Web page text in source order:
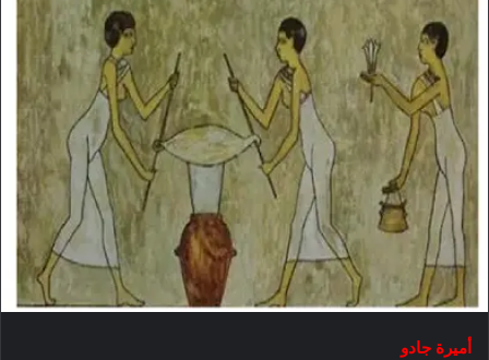
أميرة جادو